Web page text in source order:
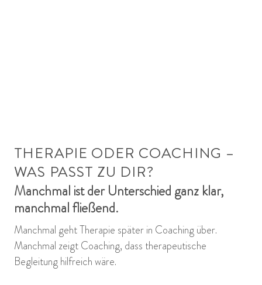
THERAPIE ODER COACHING –
WAS PASST ZU DIR?
Manchmal ist der Unterschied ganz klar,
manchmal fließend.
Manchmal geht Therapie später in Coaching über.
Manchmal zeigt Coaching, dass therapeutische
Begleitung hilfreich wäre.